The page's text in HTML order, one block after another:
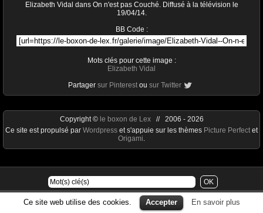
Elizabeth Vidal dans On n'est pas Couché. Diffusé à la télévision le
19/04/14.
BB Code :
Mots clés pour cette image :
Elizabeth Vidal
Partager sur Pinterest ou sur Twitter
Ce site web utilise des cookies. Accepter En savoir plus
Copyright © le boxon de Lex// 2006 - 2026
Ce site est propulsé par Wordpress et s'appuie sur les thèmes Picture Perfect et
Origami.